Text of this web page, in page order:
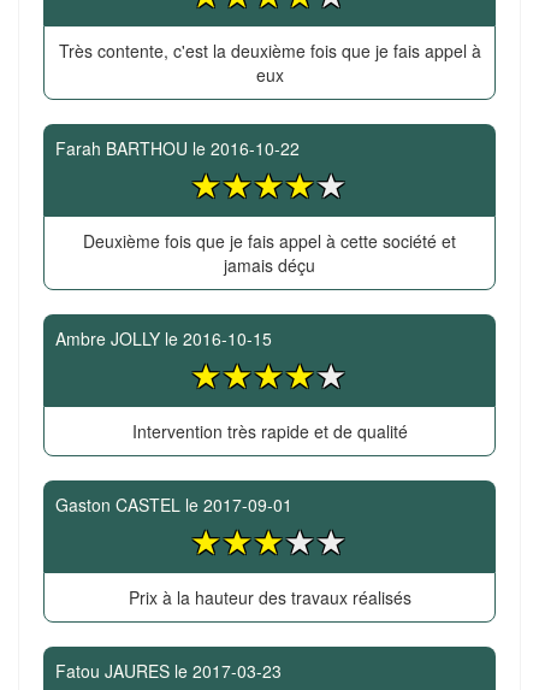
Très contente, c'est la deuxième fois que je fais appel à
eux
Farah BARTHOU le 2016-10-22
Deuxième fois que je fais appel à cette société et
jamais déçu
Ambre JOLLY le 2016-10-15
Intervention très rapide et de qualité
Gaston CASTEL le 2017-09-01
Prix à la hauteur des travaux réalisés
Fatou JAURES le 2017-03-23